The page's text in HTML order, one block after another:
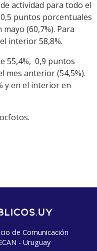
actividad para todo el
puntos porcentuales
(60,7%). Para
interior 58,8%.
55,4%, 0,9 puntos
mes anterior (54,5%).
y en el interior en
de Comunicación
- Uruguay